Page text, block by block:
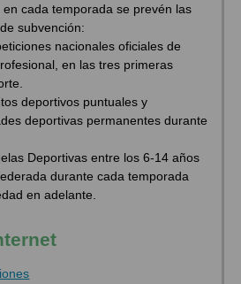
cada temporada se prevén las
subvención:
nacionales oficiales de
en las tres primeras
deportivos puntuales y
deportivas permanentes durante
Deportivas entre los 6-14 años
durante cada temporada
en adelante.